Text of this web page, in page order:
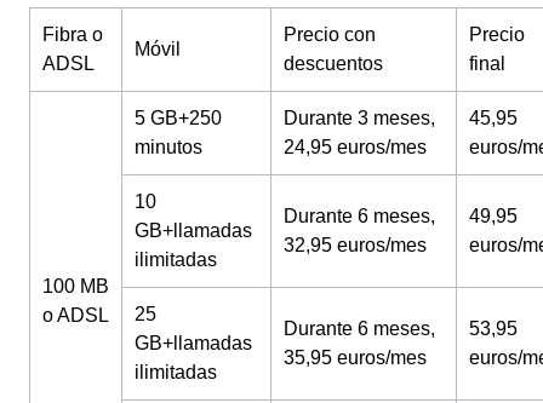
Fibra o
ADSL
Móvil
Precio con
descuentos
Precio
final
100 MB
o ADSL
5 GB+250
minutos
Durante 3 meses,
24,95 euros/mes
45,95
euros/
10
GB+llamadas
ilimitadas
Durante 6 meses,
32,95 euros/mes
49,95
euros/
25
GB+llamadas
ilimitadas
Durante 6 meses,
35,95 euros/mes
53,95
euros/